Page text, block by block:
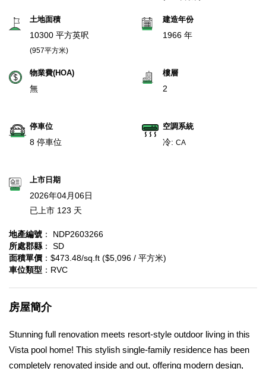
土地面積
10300 平方英呎
(957平方米)
建造年份
1966 年
物業費(HOA)
無
樓層
2
停車位
8 停車位
空調系統
冷: CA
上市日期
2026年04月06日
已上市 123 天
地產編號 ： NDP2603266
所處郡縣 ： SD
面積單價 ：$473.48/sq.ft ($5,096 / 平方米)
車位類型 ：RVC
房屋簡介
Stunning full renovation meets resort-style outdoor living in this
Vista pool home! This stylish single-family residence has been
completely renovated inside and out, offering modern design,